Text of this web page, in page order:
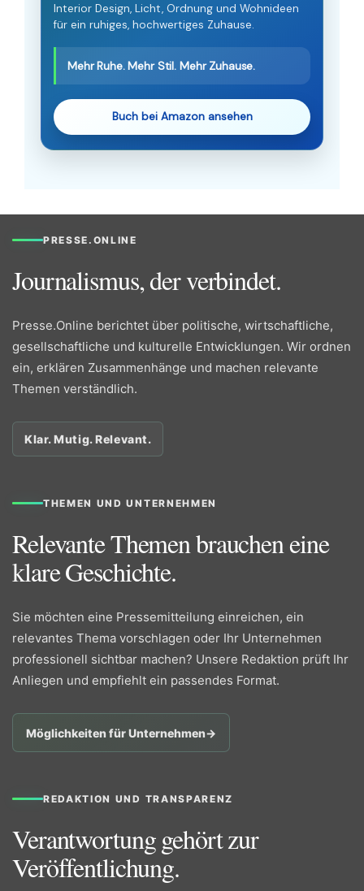
Interior Design, Licht, Ordnung und Wohnideen
für ein ruhiges, hochwertiges Zuhause.
Mehr Ruhe. Mehr Stil. Mehr Zuhause.
Buch bei Amazon ansehen
PRESSE.ONLINE
Journalismus, der verbindet.
Presse.Online berichtet über politische, wirtschaftliche,
gesellschaftliche und kulturelle Entwicklungen. Wir ordnen
ein, erklären Zusammenhänge und machen relevante
Themen verständlich.
Klar. Mutig. Relevant.
THEMEN UND UNTERNEHMEN
Relevante Themen brauchen eine
klare Geschichte.
Sie möchten eine Pressemitteilung einreichen, ein
relevantes Thema vorschlagen oder Ihr Unternehmen
professionell sichtbar machen? Unsere Redaktion prüft Ihr
Anliegen und empfiehlt ein passendes Format.
Möglichkeiten für Unternehmen→
REDAKTION UND TRANSPARENZ
Verantwortung gehört zur
Veröffentlichung.